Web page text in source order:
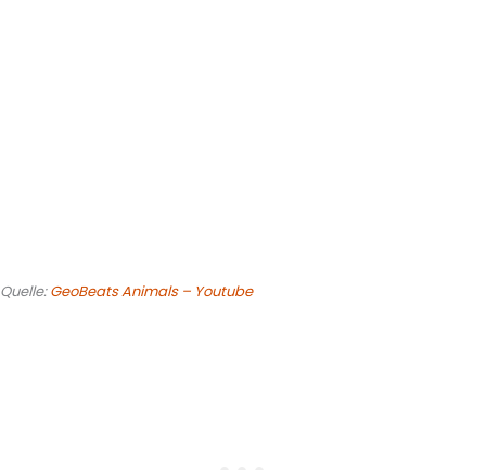
Quelle:GeoBeats Animals – Youtube